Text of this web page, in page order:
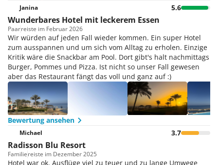
Janina 5.6
Wunderbares Hotel mit leckerem Essen
Paarreiste im Februar 2026
Wir würden auf jeden Fall wieder kommen. Ein super Hotel
zum ausspannen und um sich vom Alltag zu erholen. Einzige
Kritik wäre die Snackbar am Pool. Dort gibt's halt nachmittags
Burger, Pommes und Pizza. Ist nicht so unser Fall gewesen
aber das Restaurant fängt das voll und ganz auf :)
Bewertung ansehen
Michael 3.7
Radisson Blu Resort
Familiereiste im Dezember 2025
Hotel war ok. Ausflüge viel zu teuer und zu lange Umwege